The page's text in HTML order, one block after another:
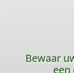
Bewaar